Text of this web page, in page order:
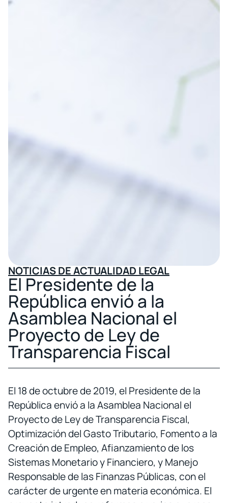
NOTICIAS DE ACTUALIDAD LEGAL
El Presidente de la
República envió a la
Asamblea Nacional el
Proyecto de Ley de
Transparencia Fiscal
El 18 de octubre de 2019, el Presidente de la
República envió a la Asamblea Nacional el
Proyecto de Ley de Transparencia Fiscal,
Optimización del Gasto Tributario, Fomento a la
Creación de Empleo, Afianzamiento de los
Sistemas Monetario y Financiero, y Manejo
Responsable de las Finanzas Públicas, con el
carácter de urgente en materia económica. El